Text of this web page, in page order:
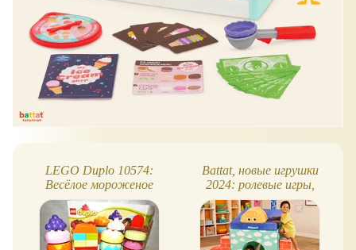
LEGO Duplo 10574:
Весёлое мороженое
Battat, новые игрушки
2024: ролевые игры,
интерактивные игрушки
и другое